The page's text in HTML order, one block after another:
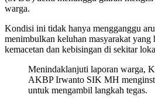
warga.
Kondisi ini tidak hanya mengganggu
menimbulkan keluhan masyarakat yang
kemacetan dan kebisingan di sekitar
Menindaklanjuti laporan warga,
AKBP Irwanto SIK MH
untuk mengambil langkah tegas.